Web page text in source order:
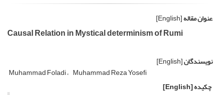
عنوان مقاله[English]
Causal Relation in Mystical determinism of Rumi
نویسندگان[English]
Muhammad Foladi Muhammad Reza Yosefi
چکیده[English]